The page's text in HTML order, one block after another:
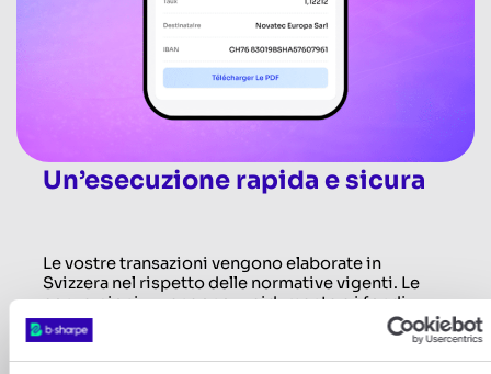
Un’esecuzione rapida e sicura
Le vostre transazioni vengono elaborate in
Svizzera nel rispetto delle normative vigenti. Le
conversioni avvengono rapidamente e i fondi
vengono trasferiti sui vostri conti entro 24 ore
lavorative tramite i nostri partner bancari di
prim’ordine.